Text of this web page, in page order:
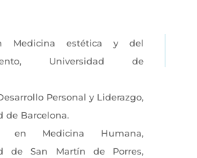
Medicina estética y del
Universidad de
Personal y Liderazgo,
de Barcelona.
en Medicina Humana,
de San Martín de Porres,